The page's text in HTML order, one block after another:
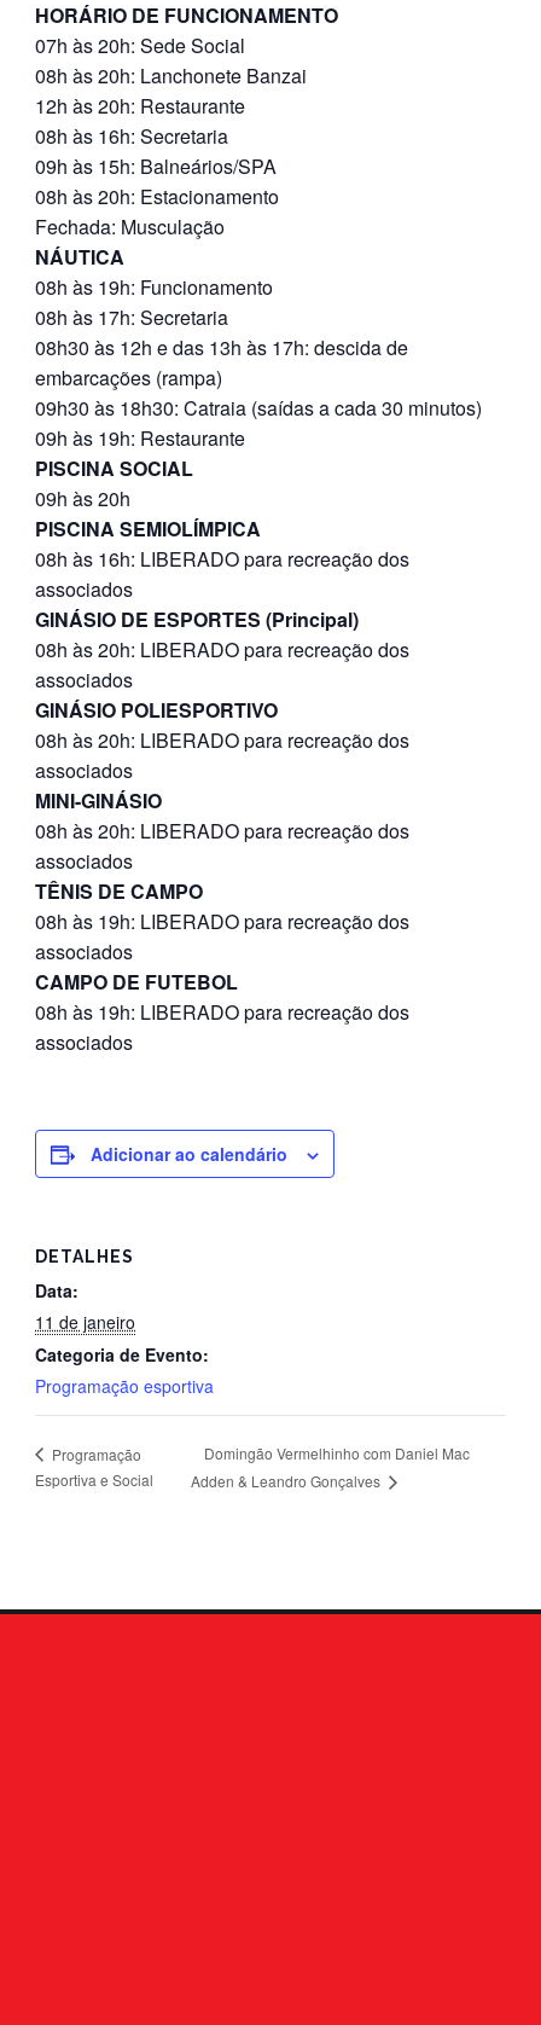
HORÁRIO DE FUNCIONAMENTO
07h às 20h: Sede Social
08h às 20h: Lanchonete Banzai
12h às 20h: Restaurante
08h às 16h: Secretaria
09h às 15h: Balneários/SPA
08h às 20h: Estacionamento
Fechada: Musculação
NÁUTICA
08h às 19h: Funcionamento
08h às 17h: Secretaria
08h30 às 12h e das 13h às 17h: descida de
embarcações (rampa)
09h30 às 18h30: Catraia (saídas a cada 30 minutos)
09h às 19h: Restaurante
PISCINA SOCIAL
09h às 20h
PISCINA SEMIOLÍMPICA
08h às 16h: LIBERADO para recreação dos
associados
GINÁSIO DE ESPORTES (Principal)
08h às 20h: LIBERADO para recreação dos
associados
GINÁSIO POLIESPORTIVO
08h às 20h: LIBERADO para recreação dos
associados
MINI-GINÁSIO
08h às 20h: LIBERADO para recreação dos
associados
TÊNIS DE CAMPO
08h às 19h: LIBERADO para recreação dos
associados
CAMPO DE FUTEBOL
08h às 19h: LIBERADO para recreação dos
associados
Adicionar ao calendário
DETALHES
Data:
11 de janeiro
Categoria de Evento:
Programação esportiva
Programação
Esportiva e Social
Domingão Vermelhinho com Daniel Mac
Adden & Leandro Gonçalves